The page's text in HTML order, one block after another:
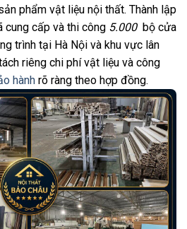
phẩm vật liệu nội thất. Thành lập
cung cấp và thi công 5.000 bộ cửa
trình tại Hà Nội và khu vực lân
riêng chi phí vật liệu và công
hành rõ ràng theo hợp đồng.